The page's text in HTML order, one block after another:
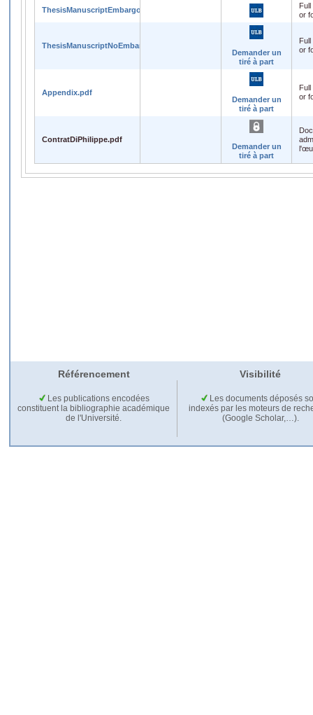
ThesisManuscriptEmbargo.pdf
or
ThesisManuscriptNoEmbargo.pdf
Demander un
tiré à part
or
Appendix.pdf
Demander un
tiré à part
or
ContratDiPhilippe.pdf
Demander un
tiré à part
Référencement Visibilité
Les publications encodées
constituent la bibliographie académique
de l'Université.
Les documents déposés
indexés par les moteurs de
(Google Scholar,…).